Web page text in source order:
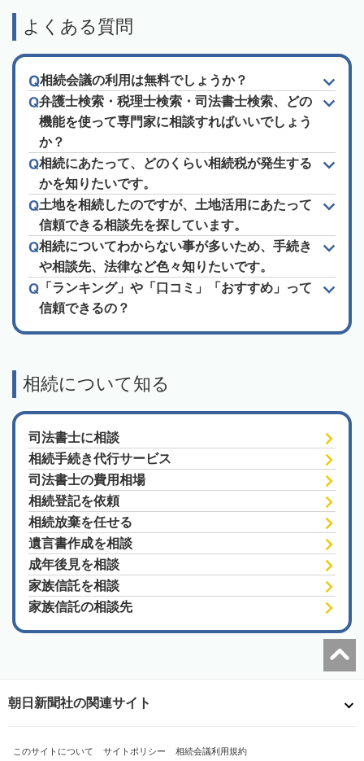
よくある質問
相続会議の利用は無料でしょうか？
弁護士検索・税理士検索・司法書士検索、どの
機能を使って専門家に相談すればいいでしょう
か？
相続にあたって、どのくらい相続税が発生する
かを知りたいです。
土地を相続したのですが、土地活用にあたって
信頼できる相談先を探しています。
相続についてわからない事が多いため、手続き
や相談先、法律など色々知りたいです。
「ランキング」や「口コミ」「おすすめ」って
信頼できるの？
相続について知る
司法書士に相談
相続手続き代行サービス
司法書士の費用相場
相続登記を依頼
相続放棄を任せる
遺言書作成を相談
成年後見を相談
家族信託を相談
家族信託の相談先
朝日新聞社の関連サイト
このサイトについて サイトポリシー 相続会議利用規約